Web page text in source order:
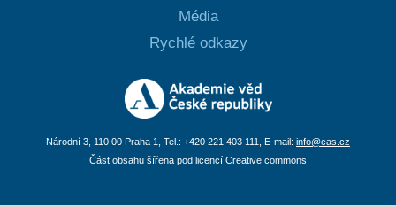
Média
Rychlé odkazy
Národní 3, 110 00 Praha 1, Tel.: +420 221 403 111, E-mail: info@cas.cz
Část obsahu šířena pod licencí Creative commons